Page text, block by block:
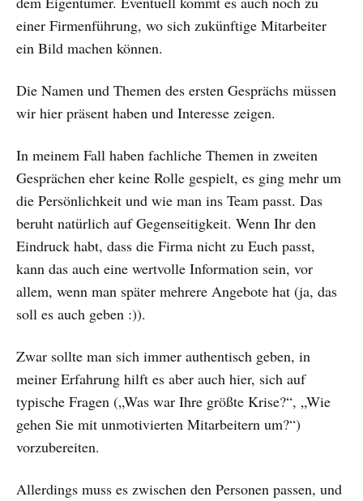
einer Firmenführung, wo sich zukünftige Mitarbeiter
ein Bild machen können.
Die Namen und Themen des ersten Gesprächs müssen
wir hier präsent haben und Interesse zeigen.
In meinem Fall haben fachliche Themen in zweiten
Gesprächen eher keine Rolle gespielt, es ging mehr um
die Persönlichkeit und wie man ins Team passt. Das
beruht natürlich auf Gegenseitigkeit. Wenn Ihr den
Eindruck habt, dass die Firma nicht zu Euch passt,
kann das auch eine wertvolle Information sein, vor
allem, wenn man später mehrere Angebote hat (ja, das
soll es auch geben :)).
Zwar sollte man sich immer authentisch geben, in
meiner Erfahrung hilft es aber auch hier, sich auf
typische Fragen („Was war Ihre größte Krise?“, „Wie
gehen Sie mit unmotivierten Mitarbeitern um?“)
vorzubereiten.
Allerdings muss es zwischen den Personen passen, und